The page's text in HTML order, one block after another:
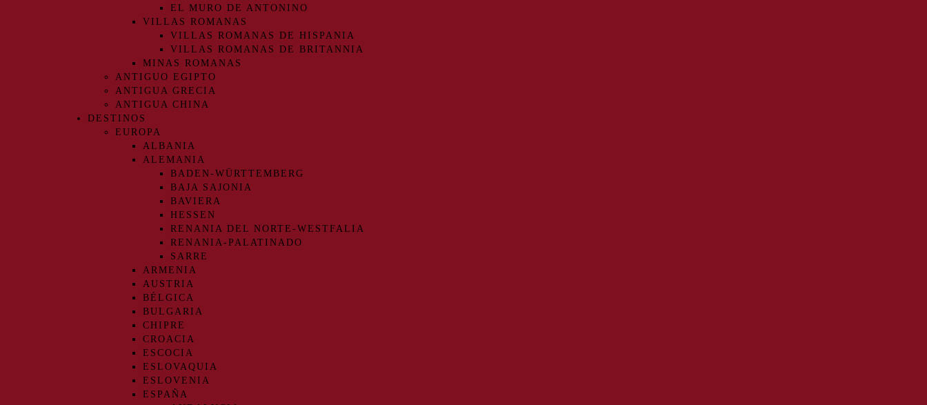
EL MURO DE ANTONINO
VILLAS ROMANAS
VILLAS ROMANAS DE HISPANIA
VILLAS ROMANAS DE BRITANNIA
MINAS ROMANAS
ANTIGUO EGIPTO
ANTIGUA GRECIA
ANTIGUA CHINA
DESTINOS
EUROPA
ALBANIA
ALEMANIA
BADEN-WÜRTTEMBERG
BAJA SAJONIA
BAVIERA
HESSEN
RENANIA DEL NORTE-WESTFALIA
RENANIA-PALATINADO
SARRE
ARMENIA
AUSTRIA
BÉLGICA
BULGARIA
CHIPRE
CROACIA
ESCOCIA
ESLOVAQUIA
ESLOVENIA
ESPAÑA